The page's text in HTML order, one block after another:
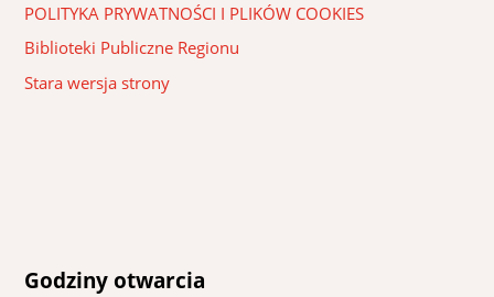
POLITYKA PRYWATNOŚCI I PLIKÓW COOKIES
Biblioteki Publiczne Regionu
Stara wersja strony
Godziny otwarcia